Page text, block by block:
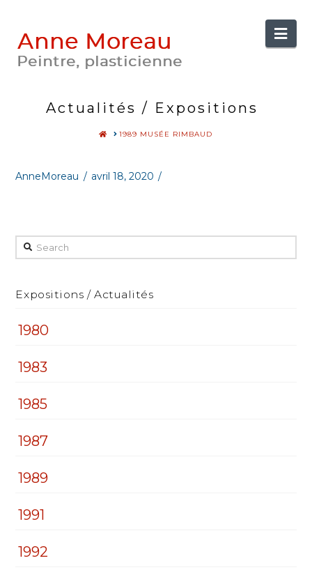
Anne
Moreau
Actualités / Expositions
HOME1989 MUSÉE RIMBAUD
AnneMoreau avril 18, 2020
Search
Expositions / Actualités
1980
1983
1985
1987
1989
1991
1992